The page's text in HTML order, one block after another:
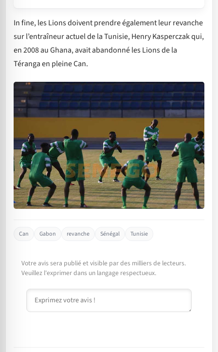
In fine, les Lions doivent prendre également leur revanche
sur l’entraîneur actuel de la Tunisie, Henry Kasperczak qui,
en 2008 au Ghana, avait abandonné les Lions de la
Téranga en pleine Can.
Can Gabon revanche Sénégal Tunisie
Votre avis sera publié et visible par des milliers de lecteurs.
Veuillez l'exprimer dans un langage respectueux.
Commentaire